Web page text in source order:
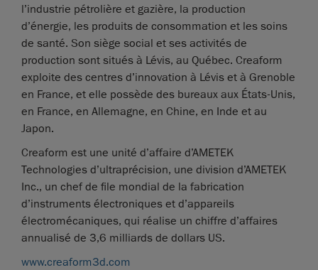
l’industrie pétrolière et gazière, la production
d’énergie, les produits de consommation et les soins
de santé. Son siège social et ses activités de
production sont situés à Lévis, au Québec. Creaform
exploite des centres d’innovation à Lévis et à Grenoble
en France, et elle possède des bureaux aux États-Unis,
en France, en Allemagne, en Chine, en Inde et au
Japon.
Creaform est une unité d’affaire d’AMETEK
Technologies d’ultraprécision, une division d’AMETEK
Inc., un chef de file mondial de la fabrication
d’instruments électroniques et d’appareils
électromécaniques, qui réalise un chiffre d’affaires
annualisé de 3,6 milliards de dollars US.
www.creaform3d.com